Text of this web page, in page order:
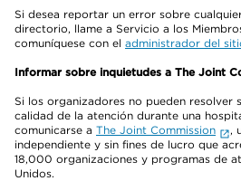
Si desea reportar un error sobre
directorio, llame a Servicio a los
comuníquese con el administrador del
Informar sobre inquietudes a The Joint
Si los organizadores no pueden resolver
calidad de la atención durante una
comunicarse a The Joint Commission
,
independiente y sin fines de lucro que
18,000 organizaciones y programas de
Unidos.